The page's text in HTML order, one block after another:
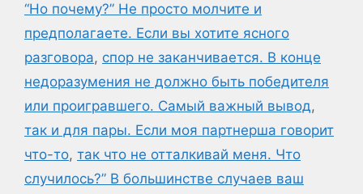
“Но почему?” Не просто молчите и
предполагаете. Если вы хотите ясного
разговора, спор не заканчивается. В конце
недоразумения не должно быть победителя
или проигравшего. Самый важный вывод,
так и для пары. Если моя партнерша говорит
что-то, так что не отталкивай меня. Что
случилось?” В большинстве случаев ваш